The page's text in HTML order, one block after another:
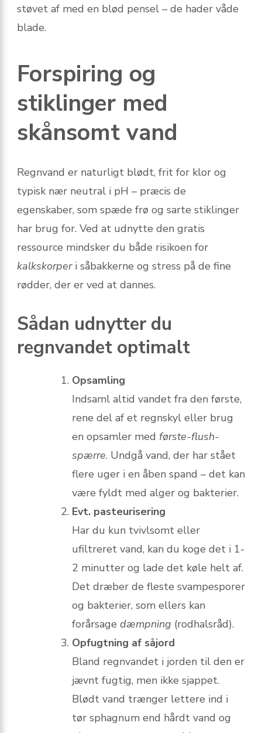
støvet af med en blød pensel – de hader våde
blade.
Forspiring og
stiklinger med
skånsomt vand
Regnvand er naturligt blødt, frit for klor og
typisk nær neutral i pH – præcis de
egenskaber, som spæde frø og sarte stiklinger
har brug for. Ved at udnytte den gratis
ressource mindsker du både risikoen for
kalkskorperi såbakkerne og stress på de fine
rødder, der er ved at dannes.
Sådan udnytter du
regnvandet optimalt
Opsamling
Indsaml altid vandet fra den første,
rene del af et regnskyl eller brug
en opsamler med første-flush-
spærre. Undgå vand, der har stået
flere uger i en åben spand – det kan
være fyldt med alger og bakterier.
Evt. pasteurisering
Har du kun tvivlsomt eller
ufiltreret vand, kan du koge det i 1-
2 minutter og lade det køle helt af.
Det dræber de fleste svampesporer
og bakterier, som ellers kan
forårsage dæmpning (rodhalsråd).
Opfugtning af såjord
Bland regnvandet i jorden til den er
jævnt fugtig, men ikke sjappet.
Blødt vand trænger lettere ind i
tør sphagnum end hårdt vand og